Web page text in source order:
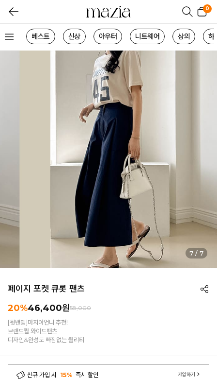
0
베스트 신상 아우터 니트웨어 상의 하
7 / 7
페이지 포켓 큐롯 팬츠
20%46,400원58,000
[뒷밴딩]마지아언니 추천!
브랜드퀄 와이드팬츠
디자인&완성도 빠짐없는 퀄리티
신규 가입 시 15% 즉시 할인 가입하기